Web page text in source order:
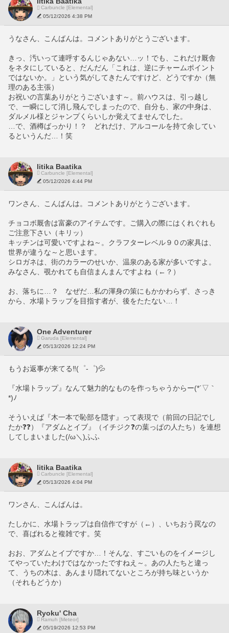
Carbuncle [Elemental]
05/12/2026 4:38 PM
うなさん、こんばんは。コメントありがとうございます。
きっ、汚いって連呼するんじゃあない…ッ！でも、これだけ厩舎
をネタにしていると、だんだん「これは、逆にチャームポイント
ではないか。」という気がしてきたんですけど、どうですか（無
理のある主張）
お祝いの言葉ありがとうございます～。前ハウスは、引っ越し
で、一瞬にして消し飛んでしまったので、自分も、家の中身は、
ダルメル様とジャンプくらいしか覚えてませんでした。
…で、酒樽ばっかり！？　どれだけ、アルコールを持て余してい
るというんだ…！笑
Iitika Baatika
Carbuncle [Elemental]
05/12/2026 4:44 PM
ワンさん、こんばんは。コメントありがとうございます。
チョコボ厩舎は富豪のアイテムです。ご購入の際にはくれぐれも
ご注意下さい（キリッ）
キッチンは可愛いですよね～。クラフターレベル９０の家具は、
世界が違うな～と思います。
シロガネは、街のカラーのせいか、温泉のある家が多いですよ。
みなさん、覗かれても自信まんまんですよね（←？）
お、落ちに…？　なぜだ…私の渾身の策にもかかわらず、さっき
から、水場トラップを目指す者が、後をたたない…！
One Adventurer
Garuda [Elemental]
05/13/2026 12:24 PM
もうお返事が来てる‼(゜-゜)💦
『水場トラップ』なんて魅力的なものを作っちゃうからー(*´▽｀
*)ﾉ
そういえば『木一本で恥部を隠す』って表現で（前回の日記でし
たか❓❓）『アダムとイブ』（イチジク❓の葉っぱの人たち）を連想
してしまいました(/ω＼)ふふ
Iitika Baatika
Carbuncle [Elemental]
05/13/2026 4:04 PM
ワンさん、こんばんは。
たしかに、水場トラップは自信作ですが（←）、いちおう罠なの
で、喜ばれると複雑です。笑
おお、アダムとイブですか…！そんな、すごいものをイメージし
てやっていたわけではなかったですねえ～。あの人たちと違っ
て、うちの木は、あんまり隠れてないところが持ち味というか
（それもどうか）
Ryoku' Cha
Ramuh [Meteor]
05/19/2026 12:53 PM